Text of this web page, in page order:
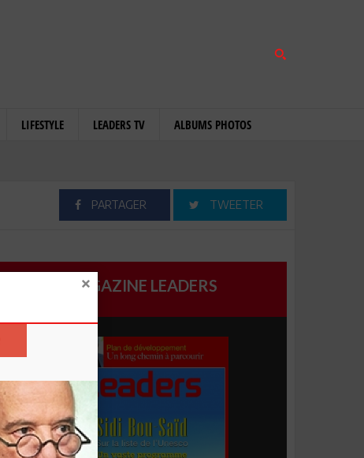
LIFESTYLE LEADERS TV ALBUMS PHOTOS
PARTAGER TWEETER
MAGAZINE LEADERS